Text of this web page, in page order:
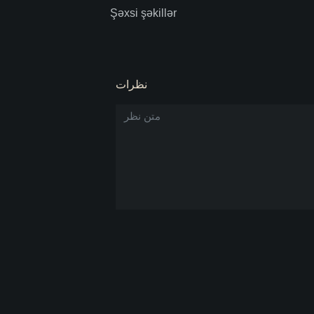
Şəxsi şəkillər
نظرات